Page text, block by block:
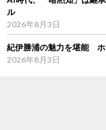
ル
2026年8月3日
紀伊勝浦の魅力を堪能 ホ
2026年8月3日